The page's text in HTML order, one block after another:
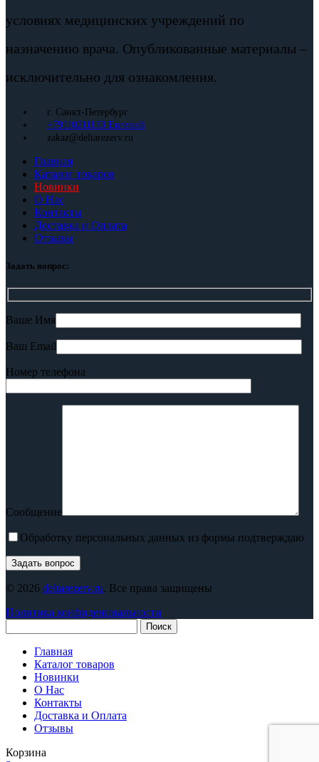
условиях медицинских учреждений по
назначению врача. Опубликованные материалы –
исключительно для ознакомления.
г. Санкт-Петербург
+79110211133 Евгений
zakaz@deltarezerv.ru
Главная
Каталог товаров
Новинки
О Нас
Контакты
Доставка и Оплата
Отзывы
Задать вопрос:
Ваше Имя
Ваш Email
Номер телефона
Сообщение
Обработку персональных данных из формы подтверждаю
© 2026 deltarezerv.ru. Все права защищены
Политика конфиденциальности
Поиск
Главная
Каталог товаров
Новинки
О Нас
Контакты
Доставка и Оплата
Отзывы
Корзина